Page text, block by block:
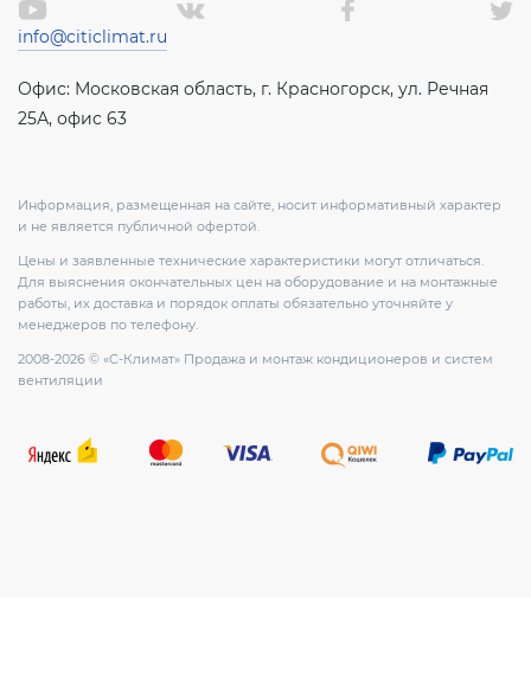
info@citiclimat.ru
Офис: Московская область, г. Красногорск, ул. Речная
25А, офис 63
Информация, размещенная на сайте, носит информативный характер
и не является публичной офертой.
Цены и заявленные технические характеристики могут отличаться.
Для выяснения окончательных цен на оборудование и на монтажные
работы, их доставка и порядок оплаты обязательно уточняйте у
менеджеров по телефону.
2008-2026 © «С-Климат» Продажа и монтаж кондиционеров и систем
вентиляции